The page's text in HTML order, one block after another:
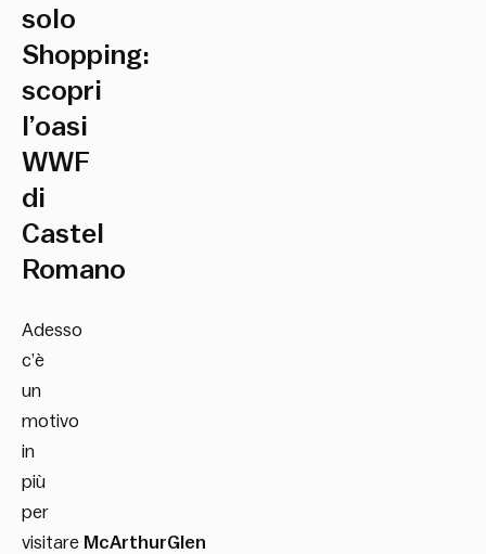
solo
Shopping:
scopri
l’oasi
WWF
di
Castel
Romano
Adesso
c’è
un
motivo
in
più
per
visitare McArthurGlen